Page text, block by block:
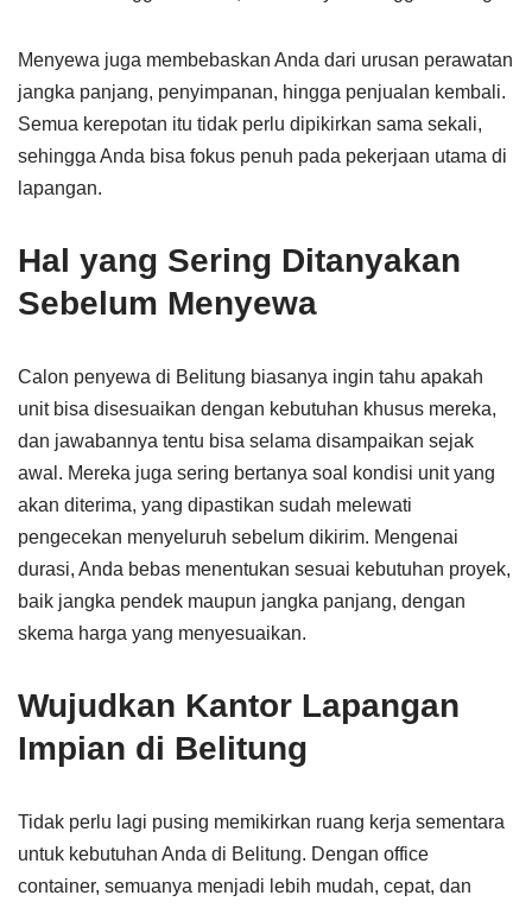
Menyewa juga membebaskan Anda dari urusan perawatan
jangka panjang, penyimpanan, hingga penjualan kembali.
Semua kerepotan itu tidak perlu dipikirkan sama sekali,
sehingga Anda bisa fokus penuh pada pekerjaan utama di
lapangan.
Hal yang Sering Ditanyakan
Sebelum Menyewa
Calon penyewa di Belitung biasanya ingin tahu apakah
unit bisa disesuaikan dengan kebutuhan khusus mereka,
dan jawabannya tentu bisa selama disampaikan sejak
awal. Mereka juga sering bertanya soal kondisi unit yang
akan diterima, yang dipastikan sudah melewati
pengecekan menyeluruh sebelum dikirim. Mengenai
durasi, Anda bebas menentukan sesuai kebutuhan proyek,
baik jangka pendek maupun jangka panjang, dengan
skema harga yang menyesuaikan.
Wujudkan Kantor Lapangan
Impian di Belitung
Tidak perlu lagi pusing memikirkan ruang kerja sementara
untuk kebutuhan Anda di Belitung. Dengan office
container, semuanya menjadi lebih mudah, cepat, dan